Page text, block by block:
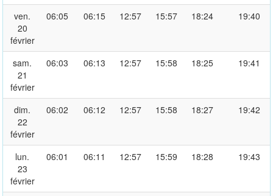
ven.
20
février
06:05 06:15 12:57 15:57 18:24 19:40
sam.
21
février
06:03 06:13 12:57 15:58 18:25 19:41
dim.
22
février
06:02 06:12 12:57 15:58 18:27 19:42
lun.
23
février
06:01 06:11 12:57 15:59 18:28 19:43